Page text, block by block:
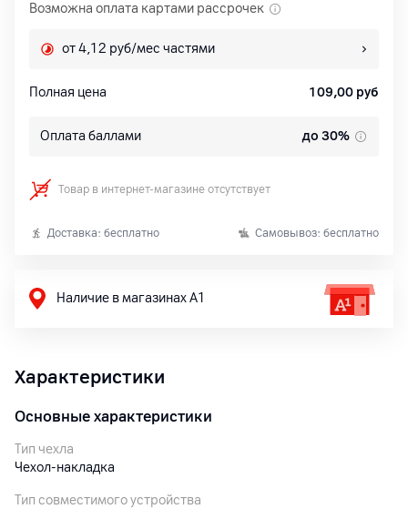
Возможна оплата картами рассрочек
от 4,12 руб/мес частями
Полная цена 109,00 руб
Оплата баллами до 30%
Товар в интернет-магазине отсутствует
Доставка: бесплатно Самовывоз: бесплатно
Наличие в магазинах А1
Характеристики
Основные характеристики
Тип чехла
Чехол-накладка
Тип совместимого устройства